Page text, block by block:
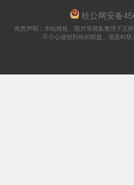
桂公网安备
免责声明：本站模板、图片等搜集整理于互
不小心侵犯到你的权益，请及时联